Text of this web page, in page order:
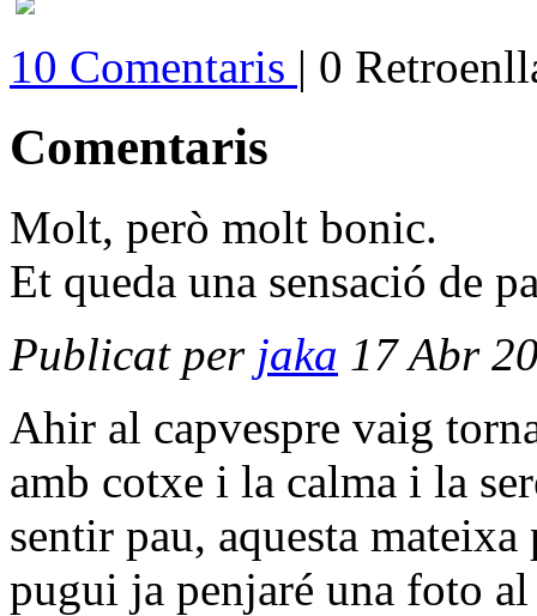
10 Comentaris | 0
Comentaris
Molt, però molt bonic.
Et queda una sensació de
Publicat per jaka 17 Abr
Ahir al capvespre vaig
amb cotxe i la calma i la
sentir pau, aquesta
pugui ja penjaré una foto